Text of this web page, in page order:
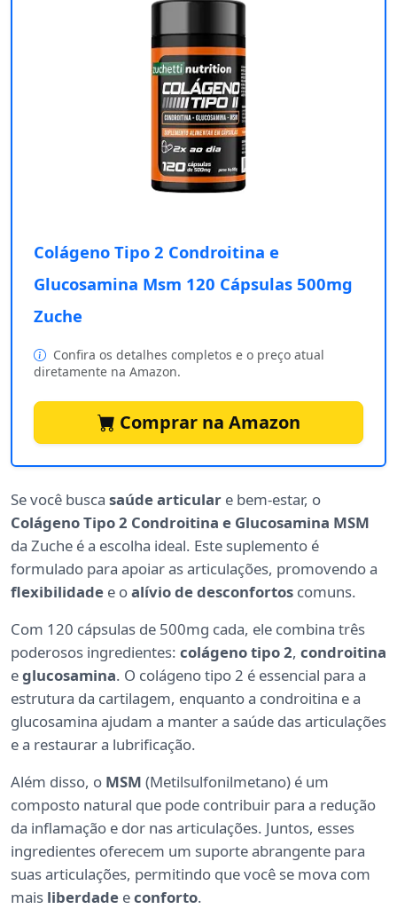
Colágeno Tipo 2 Condroitina e
Glucosamina Msm 120 Cápsulas 500mg
Zuche
Confira os detalhes completos e o preço atual
diretamente na Amazon.
Comprar na Amazon
Se você busca saúde articular e bem-estar, o
Colágeno Tipo 2 Condroitina e Glucosamina MSM
da Zuche é a escolha ideal. Este suplemento é
formulado para apoiar as articulações, promovendo a
flexibilidade e oalívio de desconfortos comuns.
Com 120 cápsulas de 500mg cada, ele combina três
poderosos ingredientes: colágeno tipo 2, condroitina
eglucosamina. O colágeno tipo 2 é essencial para a
estrutura da cartilagem, enquanto a condroitina e a
glucosamina ajudam a manter a saúde das articulações
e a restaurar a lubrificação.
Além disso, o MSM (Metilsulfonilmetano) é um
composto natural que pode contribuir para a redução
da inflamação e dor nas articulações. Juntos, esses
ingredientes oferecem um suporte abrangente para
suas articulações, permitindo que você se mova com
mais liberdade econforto.